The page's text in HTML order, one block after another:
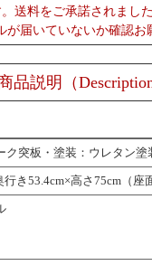
送料をご承諾されまし
届いていないか確認お
品説明（
ク突板・塗装：ウレタン塗
行き53.4cm×高さ75cm（座